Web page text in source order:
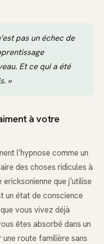
pas un échec de
Et ce qui a été
»
à votre
l’hypnose comme un
des choses ridicules à
ericksonienne que j’utilise
un état de conscience
vous vivez déjà
êtes absorbé dans un
une route familière sans